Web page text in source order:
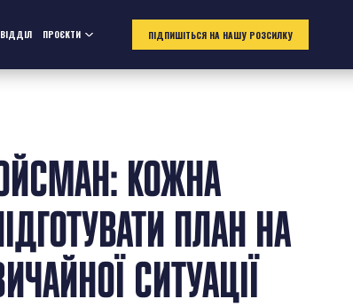
ПРОЄКТИ ПІДПИШІТЬСЯ НА НАШУ РОЗСИЛКУ
КОЖНА
ПЛАН НА
СИТУАЦІЇ